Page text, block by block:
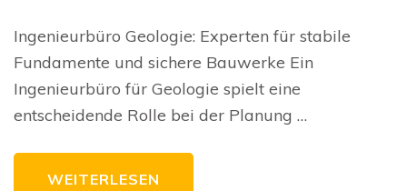
eines
Ingenieurbüros
Geologie
der
Ingenieurbüro Geologie: Experten für stabile
Fundamente und sichere Bauwerke Ein
Ingenieurbüro für Geologie spielt eine
entscheidende Rolle bei der Planung …
WEITERLESEN